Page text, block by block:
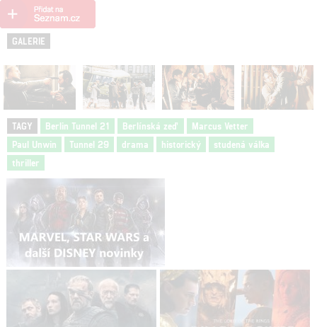
GALERIE
TAGY Berlin Tunnel 21 Berlínská zeď
Marcus Vetter
Paul Unwin
Tunnel 29 drama historický
studená válka
thriller